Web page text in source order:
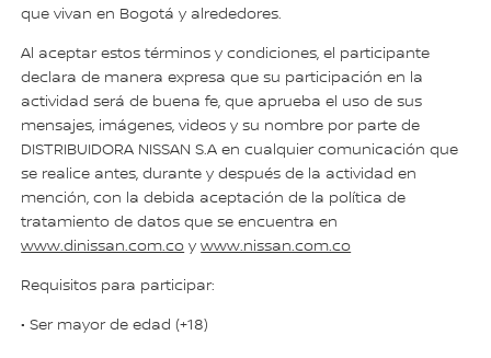
que vivan en Bogotá y alrededores.
Al aceptar estos términos y condiciones, el participante
declara de manera expresa que su participación en la
actividad será de buena fe, que aprueba el uso de sus
mensajes, imágenes, videos y su nombre por parte de
DISTRIBUIDORA NISSAN S.A en cualquier comunicación que
se realice antes, durante y después de la actividad en
mención, con la debida aceptación de la política de
tratamiento de datos que se encuentra en
www.dinissan.com.co ywww.nissan.com.co
Requisitos para participar:
• Ser mayor de edad (+18)